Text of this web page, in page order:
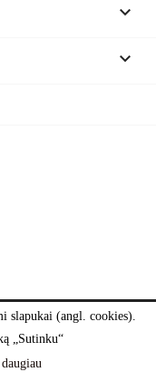
slapukai (angl. cookies).
„Sutinku“

